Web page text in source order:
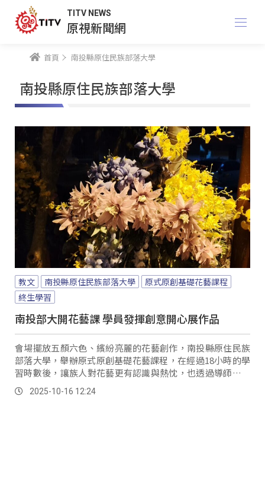
TITV NEWS
原視新聞網
首頁 南投縣原住民族部落大學
南投縣原住民族部落大學
教文 南投縣原住民族部落大學
原式原創基礎花藝課程
終生學習
南投部大開花藝課 學員發揮創意開心展作品
會場擺放五顏六色、繽紛亮麗的花藝創作，南投縣原住民族
部落大學，舉辦原式原創基礎花藝課程，在經過18小時的學
習時數後，讓族人對花藝更有認識與熱忱，也透過導師指導
更開闊創意視野。
2025-10-16 12:24